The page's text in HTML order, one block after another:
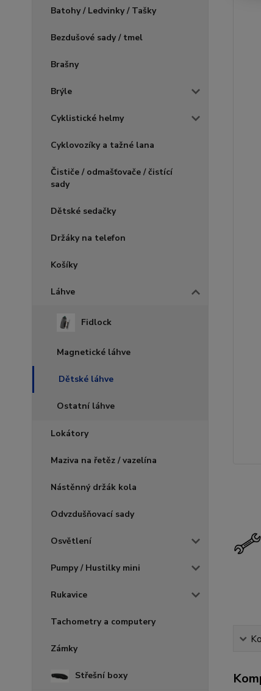
Batohy / Ledvinky / Tašky
Bezdušové sady / tmel
Brašny
Brýle
Cyklistické helmy
Cyklovozíky a tažné lana
Čističe / odmašťovače / čistící
sady
Dětské sedačky
Držáky na telefon
Košíky
Láhve
Fidlock
Magnetické láhve
Dětské láhve
Ostatní láhve
Lokátory
Maziva na řetěz / vazelína
Nástěnný držák kola
Odvzdušňovací sady
Osvětlení
Pumpy / Hustilky mini
Rukavice
Tachometry a computery
Zámky
Střešní boxy